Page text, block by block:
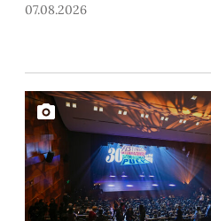
considerados por las instancias
07.08.2026